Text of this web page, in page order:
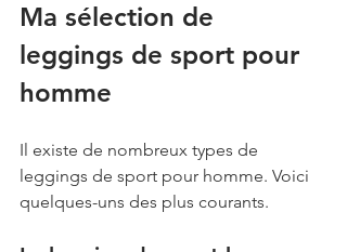
Ma sélection de
leggings de sport pour
homme
Il existe de nombreux types de
leggings de sport pour homme. Voici
quelques-uns des plus courants.